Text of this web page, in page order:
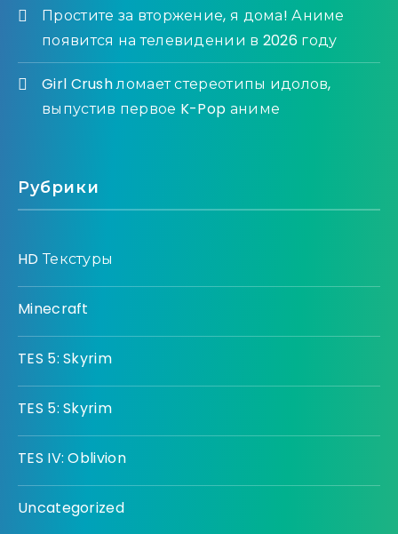
Простите за вторжение, я дома! Аниме
появится на телевидении в 2026 году
Girl Crush ломает стереотипы идолов,
выпустив первое K-Pop аниме
Рубрики
HD Текстуры
Minecraft
TES 5: Skyrim
TES 5: Skyrim
TES IV: Oblivion
Uncategorized